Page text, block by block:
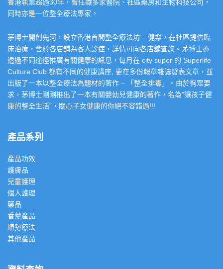
香港執業超過30年，曾任職多家醫院、社區藥房和生物科技公司，
同時亦是一位整全療法專家。
茅博士開創先河，設立香港首間整全療法坊 – 健樂，在社區提供臨
床治療，會於各店舖為客人診症，詳情可向各店舖查詢。茅博士亦
透過不同途徑推廣有關健康的訊息，每月在 city super 的 Superlife
Culture Club 都有不同的健康講座, 更在多份報章雜誌發表文章，並
出版了一本以整全療法為題材的著作 – 「整全排毒」。由於徇眾要
求，茅博士剛剛推出了一本有關嬰幼兒健康的著作，名為”讓孩子健
康的整全生活”，關心子女健康的你絕不容錯過!!!
產品系列
產品功效
護膚品
兒童護理
個人護理
藥品
香薰產品
順勢療法
其他產品